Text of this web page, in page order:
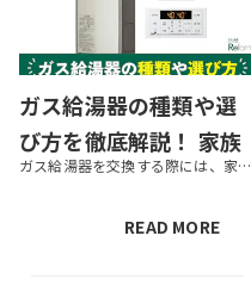
ガス給湯器の種類や選
び方を徹底解説！ 家族
構成別の号数目安も紹ガス給湯器を交換する際には、家族構成や家の構造に応じた仕様の製品を上手に選ぶことが大切です。家族構成によって必要な湯量や機能は異なり、家の構造によって設置できる場所が変わります。 この記事ではガス給湯器の種類や機能の違い...
READ MORE